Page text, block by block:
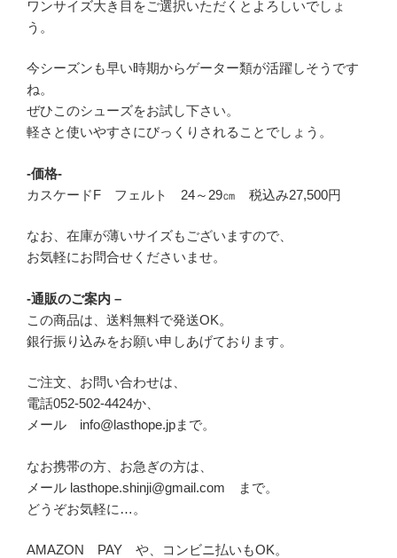
ワンサイズ大き目をご選択いただくとよろしいでしょ
う。
今シーズンも早い時期からゲーター類が活躍しそうです
ね。
ぜひこのシューズをお試し下さい。
軽さと使いやすさにびっくりされることでしょう。
-価格-
カスケードF フェルト 24～29㎝ 税込み27,500円
なお、在庫が薄いサイズもございますので、
お気軽にお問合せくださいませ。
-通販のご案内 –
この商品は、送料無料で発送OK。
銀行振り込みをお願い申しあげております。
ご注文、お問い合わせは、
電話052-502-4424か、
メール info@lasthope.jpまで。
なお携帯の方、お急ぎの方は、
メール lasthope.shinji@gmail.com まで。
どうぞお気軽に…。
AMAZON PAY や、コンビニ払いもOK。